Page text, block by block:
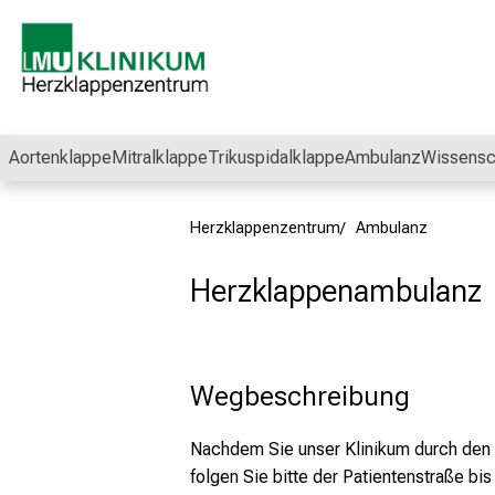
AortenklappeMitralklappeTrikuspidalklappeAmbulanz
Herzklappenzentrum Ambulanz
Herzklappenambulanz
Wegbeschreibung
Nachdem Sie unser Klinikum durch
folgen Sie bitte der Patientenstraße